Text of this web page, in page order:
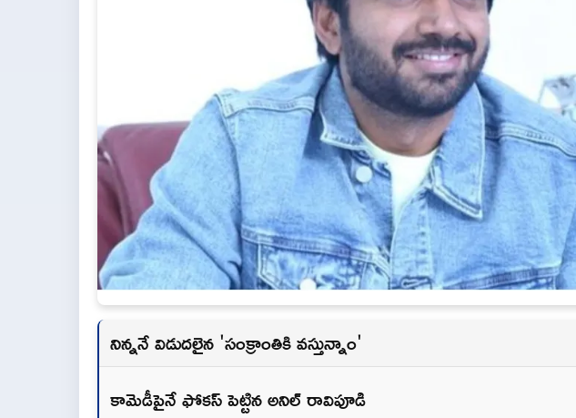
నిన్ననే విడుదలైన 'సంక్రాంతికి వస్తున్నాం'
కామెడీపైనే ఫోకస్ పెట్టిన అనిల్ రావిపూడి